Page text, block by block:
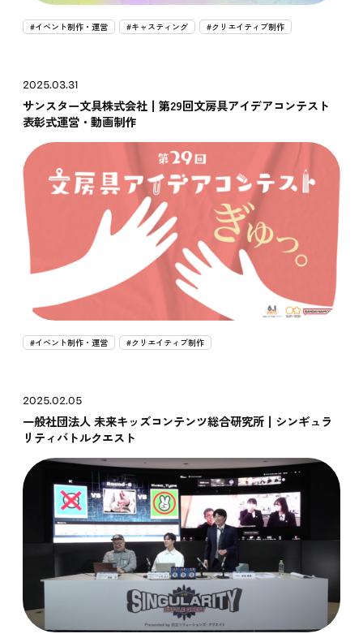
#イベント制作・運営 #キャスティング #クリエイティブ制作
2025.03.31
サンスター文具株式会社┃第29回文房具アイデアコンテスト
表彰式運営・動画制作
#イベント制作・運営 #クリエイティブ制作
2025.02.05
一般社団法人 未来キッズコンテンツ総合研究所┃シンギュラ
リティバトルクエスト